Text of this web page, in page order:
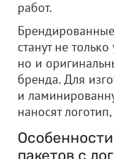
работ.
станут не
но и
бренда. Для
и
наносят
пакетов с